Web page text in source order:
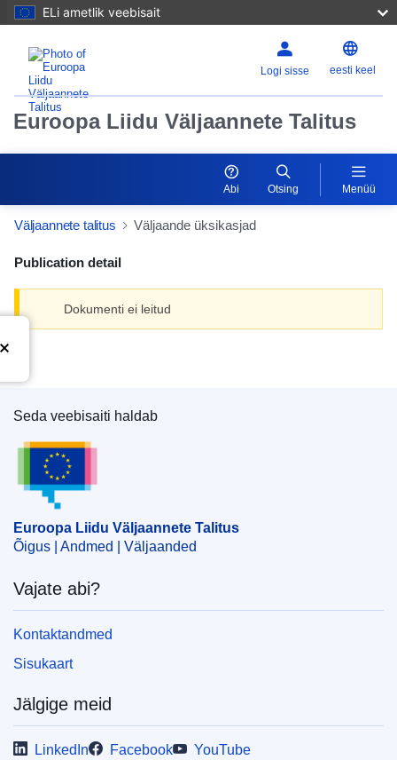
ELi ametlik veebisait
Logi sisse eesti keel
Euroopa Liidu Väljaannete Talitus
Abi Otsing Menüü
Väljaannete talitus Väljaande üksikasjad
Publication detail
Dokumenti ei leitud
Euroopa Liidu Väljaannete Talitus
Seda veebisaiti haldab
Euroopa Liidu Väljaannete Talitus
Õigus | Andmed | Väljaanded
Vajate abi?
Kontaktandmed
Sisukaart
Jälgige meid
LinkedIn Facebook
YouTube